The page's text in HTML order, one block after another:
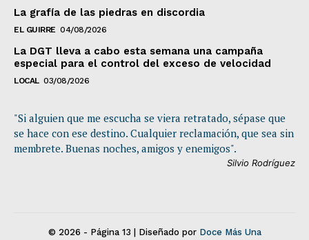
La grafía de las piedras en discordia
EL GUIRRE 04/08/2026
La DGT lleva a cabo esta semana una campaña
especial para el control del exceso de velocidad
LOCAL 03/08/2026
"Si alguien que me escucha se viera retratado, sépase que
se hace con ese destino. Cualquier reclamación, que sea sin
membrete. Buenas noches, amigos y enemigos".
Silvio Rodríguez
© 2026 - Página 13 | Diseñado por Doce Más Una